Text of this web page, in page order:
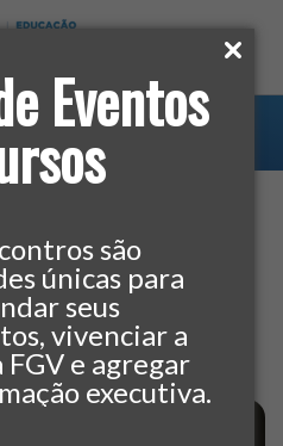
Eventos
são
únicas para
seus
vivenciar a
e agregar
executiva.
o melhor curso de MBA
o melhor
para sua